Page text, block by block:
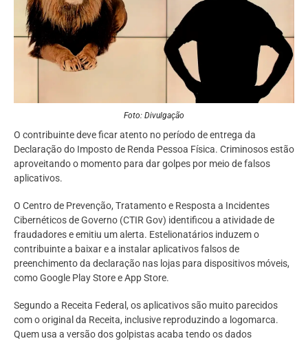
Foto: Divulgação
O contribuinte deve ficar atento no período de entrega da
Declaração do Imposto de Renda Pessoa Física. Criminosos estão
aproveitando o momento para dar golpes por meio de falsos
aplicativos.
O Centro de Prevenção, Tratamento e Resposta a Incidentes
Cibernéticos de Governo (CTIR Gov) identificou a atividade de
fraudadores e emitiu um alerta. Estelionatários induzem o
contribuinte a baixar e a instalar aplicativos falsos de
preenchimento da declaração nas lojas para dispositivos móveis,
como Google Play Store e App Store.
Segundo a Receita Federal, os aplicativos são muito parecidos
com o original da Receita, inclusive reproduzindo a logomarca.
Quem usa a versão dos golpistas acaba tendo os dados